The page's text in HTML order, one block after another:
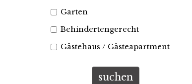
Garten
Behindertengerecht
Gästehaus / Gästeapartment
suchen